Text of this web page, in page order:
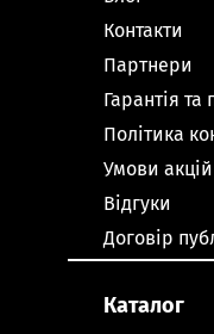
Контакти
Партнери
Гарантія
Політика
Умови акцій
Відгуки
Договір
Каталог